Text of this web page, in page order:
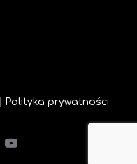
Polityka prywatności